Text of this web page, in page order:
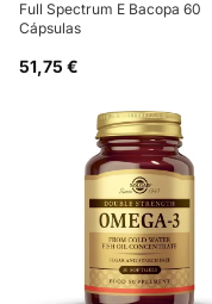
Full Spectrum E Bacopa 60
Cápsulas
51,75 €